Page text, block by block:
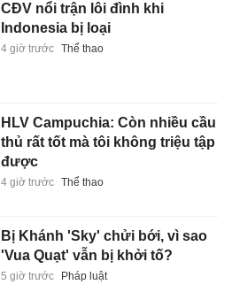
CĐV nổi trận lôi đình khi
Indonesia bị loại
4 giờ trước Thể thao
HLV Campuchia: Còn nhiều cầu
thủ rất tốt mà tôi không triệu tập
được
4 giờ trước Thể thao
Bị Khánh 'Sky' chửi bới, vì sao
'Vua Quạt' vẫn bị khởi tố?
5 giờ trước Pháp luật